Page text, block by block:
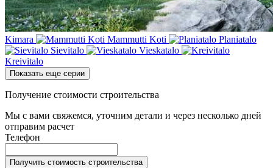
Kimara Mammutti Koti
Planiatalo
Sievitalo
Vieskatalo
Kreivitalo
Показать еще серии
Получение стоимости строительства
Мы с вами свяжемся, уточним детали и через несколько дней
отправим расчет
Телефон
Получить стоимость строительства